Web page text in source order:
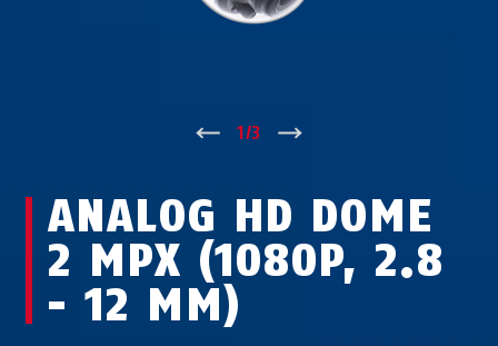
1/3
ANALOG HD DOME
2 MPX (1080P, 2.8
- 12 MM)